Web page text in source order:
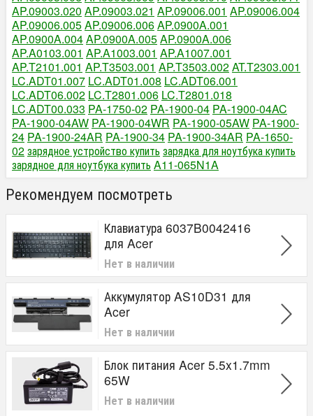
AP.09003.020 AP.09003.021 AP.09006.001 AP.09006.004
AP.09006.005AP.09006.006AP.0900A.001
AP.0900A.004AP.0900A.005AP.0900A.006
AP.A0103.001 AP.A1003.001 AP.A1007.001
AP.T2101.001 AP.T3503.001 AP.T3503.002AT.T2303.001
LC.ADT01.007 LC.ADT01.008 LC.ADT06.001
LC.ADT06.002 LC.T2801.006 LC.T2801.018
LC.ADT00.033 PA-1750-02 PA-1900-04 PA-1900-04AC
PA-1900-04AW PA-1900-04WR PA-1900-05AW PA-1900-
24 PA-1900-24AR PA-1900-34 PA-1900-34AR PA-1650-
02зарядное устройство купить зарядка для ноутбука купить
зарядное для ноутбука купить A11-065N1A
Рекомендуем посмотреть
Клавиатура 6037B0042416
для Acer
Нет в наличии
Аккумулятор AS10D31 для
Acer
Нет в наличии
Блок питания Acer 5.5x1.7mm
65W
Нет в наличии